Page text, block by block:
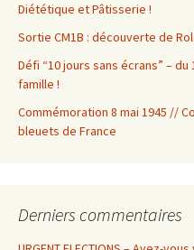
Diététique et Pâtisserie !
Sortie CM1B : découverte de
Défi “10 jours sans écrans” –
famille !
Commémoration 8 mai 1945 //
bleuets de France
Derniers commentaires